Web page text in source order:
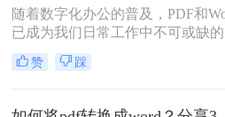
随着数字化办公的普及，PDF和
已成为我们日常工作中不可或缺的
种文件格式。PDF以其卓越的稳定
和安全性，确保文件在任何设备上
以其强大的编辑和排版功能，赢得
赞 踩